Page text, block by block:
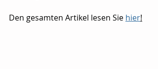
Den gesamten Artikel lesen Sie hier!